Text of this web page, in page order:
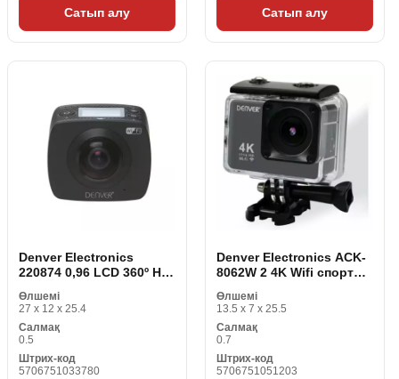
Сатып алу Сатып алу
Denver Electronics
220874 0,96 LCD 360º HD
Өлшемі
27 x 12 x 25.4
Салмақ
0.5
Штрих-код
5706751033780
Denver Electronics ACK-
8062W 2 4K Wifi спорт
Өлшемі
13.5 x 7 x 25.5
Салмақ
0.7
Штрих-код
5706751051203